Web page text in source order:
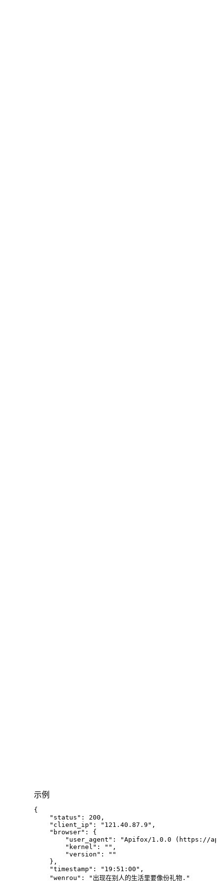
示例
{
"status" : 200 ,
"client_ip" : "121.40.87.9" ,
"browser" :
{
"user_agent" :
"Apifox/1.0.0 (https://
"kernel" : "" ,
"version" :
""
} ,
"timestamp" : "19:51:00" ,
"wenrou" : "出现在别人的生活里要像份礼物."